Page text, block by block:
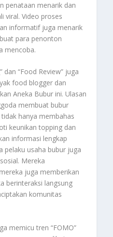
penataan menarik dan
viral. Video proses
informatif juga menarik
para penonton
mencoba.
dan “Food Review” juga
food blogger dan
Aneka Bubur ini. Ulasan
membuat bubur
hanya membahas
keunikantopping dan
informasi lengkap
pelaku usaha bubur juga
Mereka
juga memberikan
berinteraksi langsung
komunitas
memicu tren “FOMO”